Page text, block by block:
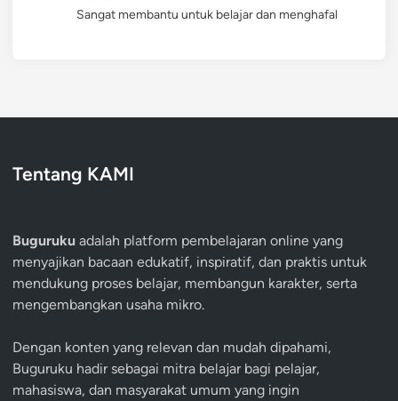
Sangat membantu untuk belajar dan menghafal
Tentang KAMI
Buguruku adalah platform pembelajaran online yang
menyajikan bacaan edukatif, inspiratif, dan praktis untuk
mendukung proses belajar, membangun karakter, serta
mengembangkan usaha mikro.
Dengan konten yang relevan dan mudah dipahami,
Buguruku hadir sebagai mitra belajar bagi pelajar,
mahasiswa, dan masyarakat umum yang ingin